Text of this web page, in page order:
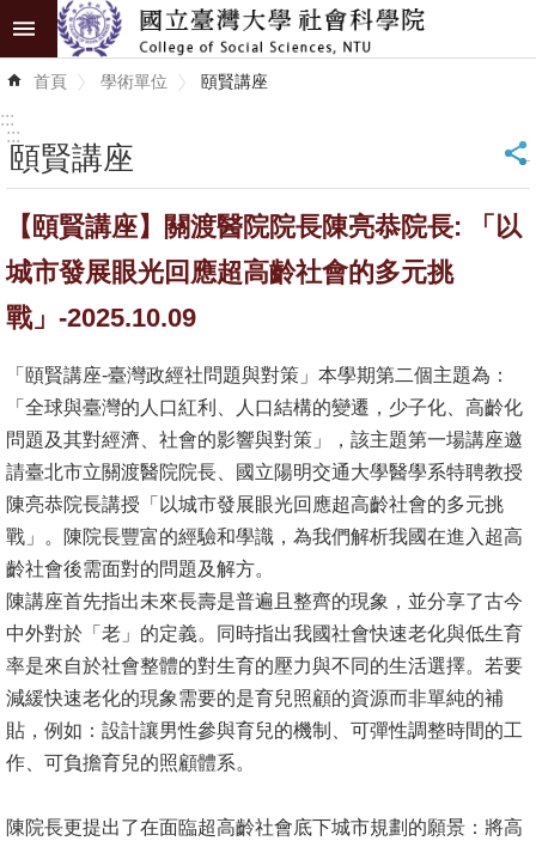
跳到主要內容區塊
進
階
識
學
術
單
位
研
究
消
息
公
告
國
際
首頁 學術單位 頤賢講座
:::
:::
頤賢講座 _
【頤賢講座】關渡醫院院長陳亮恭院長: 「以
城市發展眼光回應超高齡社會的多元挑
戰」-2025.10.09
「頤賢講座-臺灣政經社問題與對策」本學期第二個主題為：
「全球與臺灣的人口紅利、人口結構的變遷，少子化、高齡化
問題及其對經濟、社會的影響與對策」，該主題第一場講座邀
請臺北市立關渡醫院院長、國立陽明交通大學醫學系特聘教授
陳亮恭院長講授「以城市發展眼光回應超高齡社會的多元挑
戰」。陳院長豐富的經驗和學識，為我們解析我國在進入超高
齡社會後需面對的問題及解方。
陳講座首先指出未來長壽是普遍且整齊的現象，並分享了古今
中外對於「老」的定義。同時指出我國社會快速老化與低生育
率是來自於社會整體的對生育的壓力與不同的生活選擇。若要
減緩快速老化的現象需要的是育兒照顧的資源而非單純的補
貼，例如：設計讓男性參與育兒的機制、可彈性調整時間的工
作、可負擔育兒的照顧體系。
陳院長更提出了在面臨超高齡社會底下城市規劃的願景：將高